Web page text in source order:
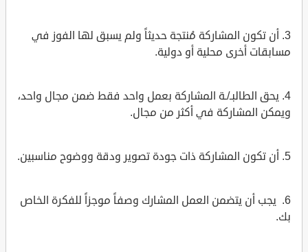
3. أن تكون المشاركة مُنتجة حديثاً ولم يسبق لها الفوز في
مسابقات أخرى محلية أو دولية.
4. يحق الطالبـ/ـة المشاركة بعمل واحد فقط ضمن مجال واحد،
ويمكن المشاركة في أكثر من مجال.
5. أن تكون المشاركة ذات جودة تصوير ودقة ووضوح مناسبين.
6. يجب أن يتضمن العمل المشارك وصفاً موجزاً للفكرة الخاص
بك.